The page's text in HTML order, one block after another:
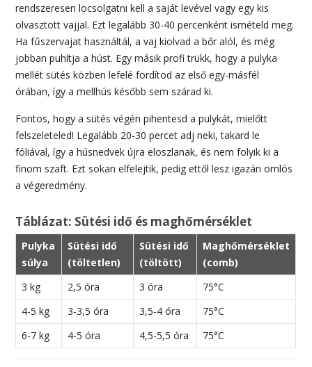
rendszeresen locsolgatni kell a saját levével vagy egy kis
olvasztott vajjal. Ezt legalább 30-40 percenként ismételd meg.
Ha fűszervajat használtál, a vaj kiolvad a bőr alól, és még
jobban puhítja a húst. Egy másik profi trükk, hogy a pulyka
mellét sütés közben lefelé fordítod az első egy-másfél
órában, így a mellhús később sem szárad ki.
Fontos, hogy a sütés végén pihentesd a pulykát, mielőtt
felszeleteled! Legalább 20-30 percet adj neki, takard le
fóliával, így a húsnedvek újra eloszlanak, és nem folyik ki a
finom szaft. Ezt sokan elfelejtik, pedig ettől lesz igazán omlós
a végeredmény.
Táblázat: Sütési idő és maghőmérséklet
Pulyka
súlya
Sütési idő
(töltetlen)
Sütési idő
(töltött)
Maghőmérséklet
(comb)
3 kg
2,5 óra 3 óra
75°C
4-5 kg
3-3,5 óra 3,5-4 óra
75°C
6-7 kg
4-5 óra 4,5-5,5 óra 75°C